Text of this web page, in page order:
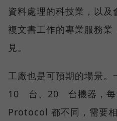
資料處理的科技業，以
複文書工作的專業服務業
見。
工廠也是可預期的場景
10 台、20 台機器，每
Protocol 都不同，需要